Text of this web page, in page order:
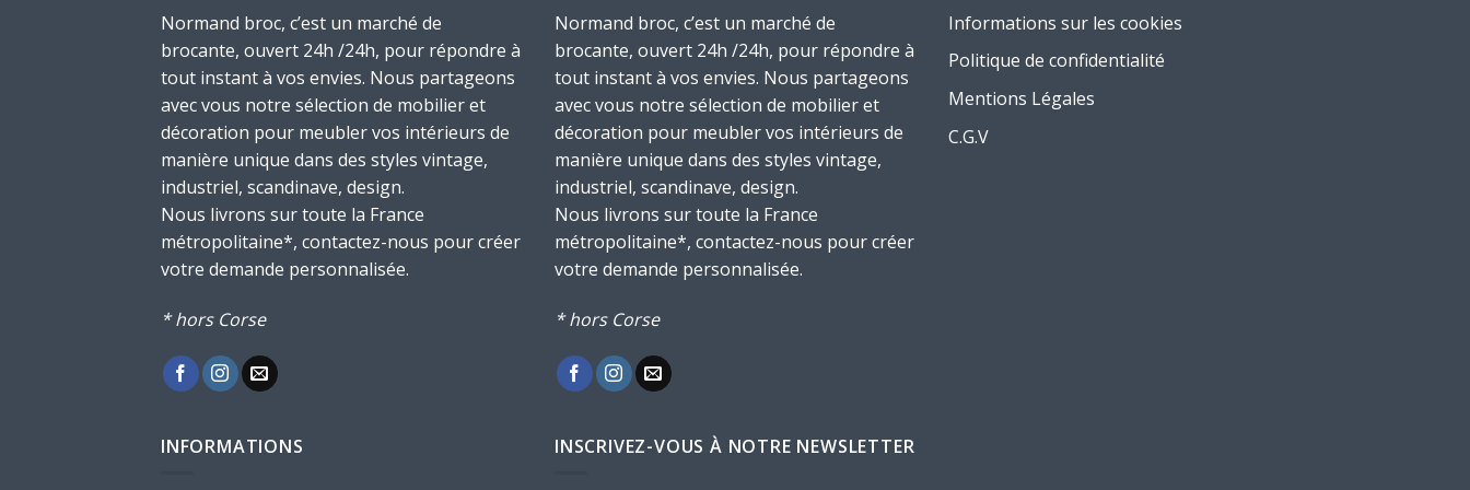
Normand broc, c’est un marché de
brocante, ouvert 24h /24h, pour répondre à
tout instant à vos envies. Nous partageons
avec vous notre sélection de mobilier et
décoration pour meubler vos intérieurs de
manière unique dans des styles vintage,
industriel, scandinave, design.
Nous livrons sur toute la France
métropolitaine*, contactez-nous pour créer
votre demande personnalisée.
* hors Corse
Normand broc, c’est un marché de
brocante, ouvert 24h /24h, pour répondre à
tout instant à vos envies. Nous partageons
avec vous notre sélection de mobilier et
décoration pour meubler vos intérieurs de
manière unique dans des styles vintage,
industriel, scandinave, design.
Nous livrons sur toute la France
métropolitaine*, contactez-nous pour créer
votre demande personnalisée.
* hors Corse
Informations sur les cookies
Politique de confidentialité
Mentions Légales
C.G.V
INFORMATIONS INSCRIVEZ-VOUS À NOTRE NEWSLETTER